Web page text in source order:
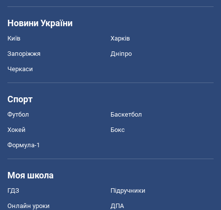
Новини України
Київ Харків
Запоріжжя Дніпро
Черкаси
Спорт
Футбол Баскетбол
Хокей Бокс
Формула-1
Моя школа
ГДЗ Підручники
Онлайн уроки ДПА